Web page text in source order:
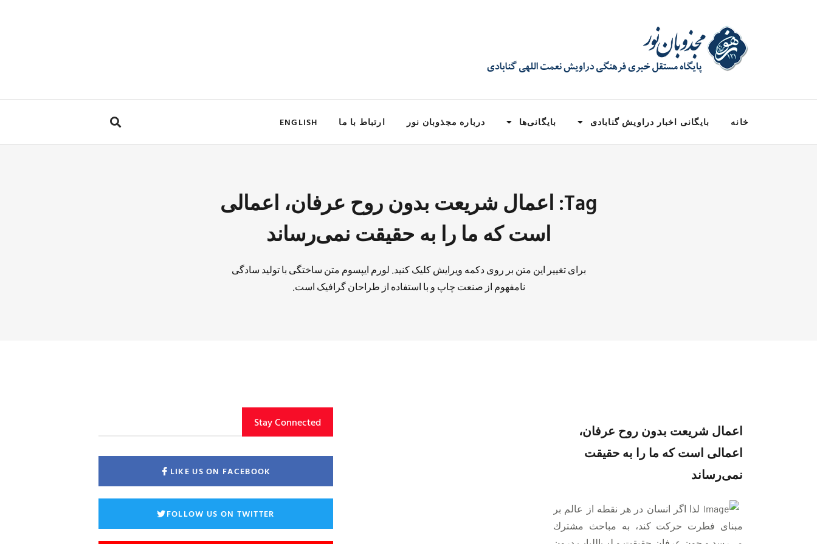
خانه بایگانی اخبار دراویش گنابادی بایگانی‌ها درباره مجذوبان نور ارتباط با ما ENGLISH
Tag: اعمال شريعت بدون روح عرفان، اعمالی
است كه ما را به حقيقت نمی‌رساند
برای تغییر این متن بر روی دکمه ویرایش کلیک کنید. لورم ایپسوم متن ساختگی با تولید سادگی
نامفهوم از صنعت چاپ و با استفاده از طراحان گرافیک است.
اعمال شريعت بدون روح عرفان،
اعمالی است كه ما را به حقيقت
نمی‌رساند
لذا اگر انسان در هر نقطه از عالم بر
مبنای فطرت حركت كند، به مباحث مشترك
Stay Connected
LIKE US ON FACEBOOK
FOLLOW US ON TWITTER